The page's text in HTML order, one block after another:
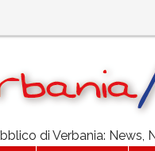
di Verbania: News,